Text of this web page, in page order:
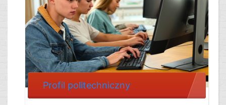
Profil politechniczny